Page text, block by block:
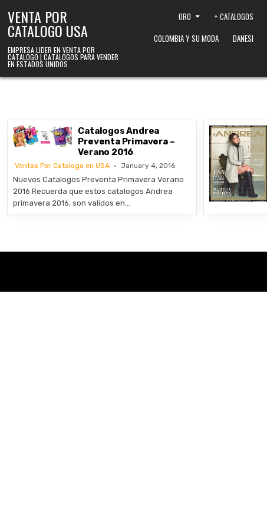
VENTA POR
CATALOGO USA
EMPRESA LIDER EN VENTA POR
CATALOGO | CATALOGOS PARA VENDER
EN ESTADOS UNIDOS
ORO + CATALOGOS
COLOMBIA Y SU MODA
DANESI
Catalogos Andrea
Preventa Primavera –
Verano 2016
Ventas Por Catalogo en USA January 4, 2016
Nuevos Catalogos Preventa Primavera Verano
2016 Recuerda que estos catalogos Andrea
primavera 2016, son validos en…